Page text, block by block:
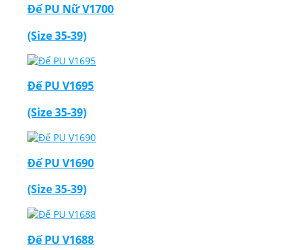
Đế PU Nữ V1700
(Size 35-39)
Đế PU V1695
(Size 35-39)
Đế PU V1690
(Size 35-39)
Đế PU V1688